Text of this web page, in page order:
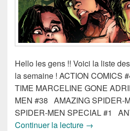
Hello les gens !! Voici la liste
la semaine ! ACTION COMICS
TIME MARCELINE GONE
MEN #38 AMAZING SPIDER-
SPIDER-MEN SPECIAL #1
Continuer la lecture Sorties des
→